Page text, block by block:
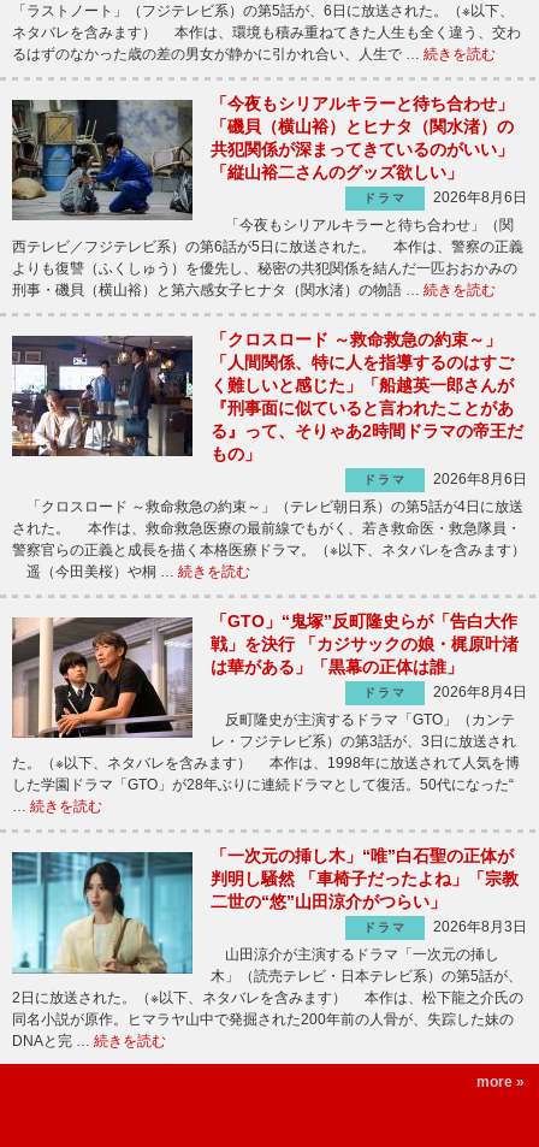
「ラストノート」（フジテレビ系）の第5話が、6日に放送された。（※以下、
ネタバレを含みます） 本作は、環境も積み重ねてきた人生も全く違う、交わ
るはずのなかった歳の差の男女が静かに引かれ合い、人生で … 続きを読む
「今夜もシリアルキラーと待ち合わせ」
「磯貝（横山裕）とヒナタ（関水渚）の
共犯関係が深まってきているのがいい」
「縦山裕二さんのグッズ欲しい」
ドラマ
2026年8月6日
「今夜もシリアルキラーと待ち合わせ」（関
西テレビ／フジテレビ系）の第6話が5日に放送された。 本作は、警察の正義
よりも復讐（ふくしゅう）を優先し、秘密の共犯関係を結んだ一匹おおかみの
刑事・磯貝（横山裕）と第六感女子ヒナタ（関水渚）の物語 … 続きを読む
「クロスロード ～救命救急の約束～」
「人間関係、特に人を指導するのはすご
く難しいと感じた」「船越英一郎さんが
『刑事面に似ていると言われたことがあ
る』って、そりゃあ2時間ドラマの帝王だ
もの」
ドラマ
2026年8月6日
「クロスロード ～救命救急の約束～」（テレビ朝日系）の第5話が4日に放送
された。 本作は、救命救急医療の最前線でもがく、若き救命医・救急隊員・
警察官らの正義と成長を描く本格医療ドラマ。（※以下、ネタバレを含みます）
遥（今田美桜）や桐 … 続きを読む
「GTO」“鬼塚”反町隆史らが「告白大作
戦」を決行 「カジサックの娘・梶原叶渚
は華がある」「黒幕の正体は誰」
ドラマ
2026年8月4日
反町隆史が主演するドラマ「GTO」（カンテ
レ・フジテレビ系）の第3話が、3日に放送され
た。（※以下、ネタバレを含みます） 本作は、1998年に放送されて人気を博
した学園ドラマ「GTO」が28年ぶりに連続ドラマとして復活。50代になった“
… 続きを読む
「一次元の挿し木」“唯”白石聖の正体が
判明し騒然 「車椅子だったよね」「宗教
二世の“悠”山田涼介がつらい」
ドラマ
2026年8月3日
山田涼介が主演するドラマ「一次元の挿し
木」（読売テレビ・日本テレビ系）の第5話が、
2日に放送された。（※以下、ネタバレを含みます） 本作は、松下龍之介氏の
同名小説が原作。ヒマラヤ山中で発掘された200年前の人骨が、失踪した妹の
DNAと完 … 続きを読む
more »